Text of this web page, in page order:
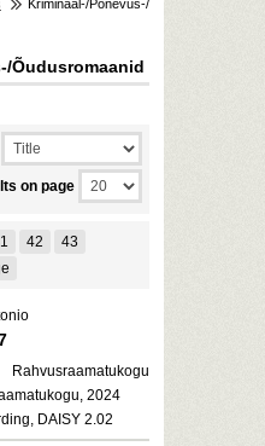
Kriminaal-/Põnevus-/
Õudusromaanid
on page
42
43
2024
DAISY 2.02